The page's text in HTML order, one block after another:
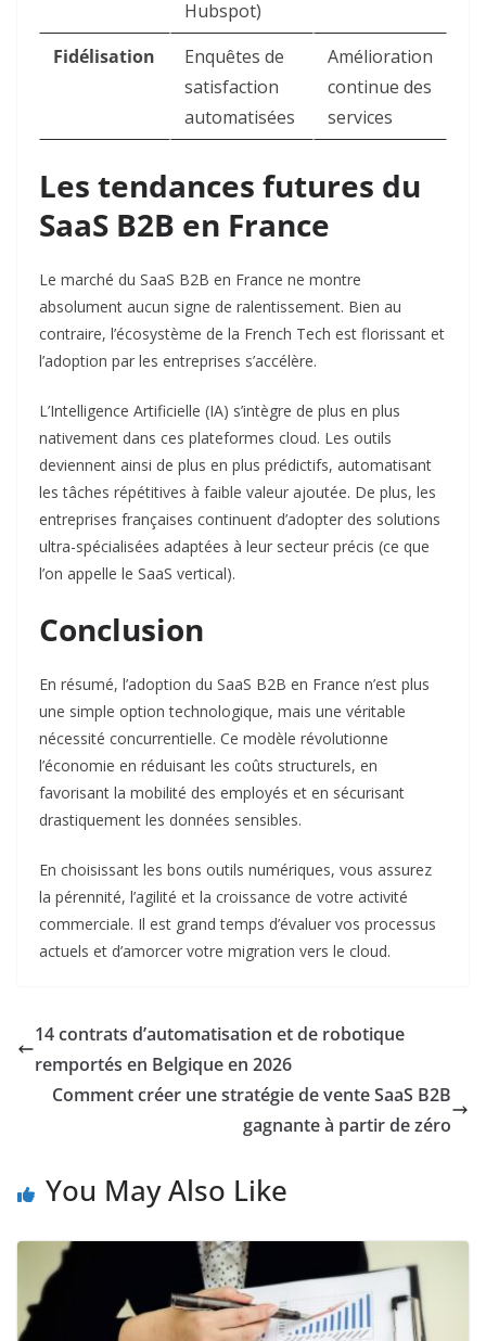
Hubspot)
Fidélisation
Enquêtes de
satisfaction
automatisées
Amélioration
continue des
services
Les tendances futures du
SaaS B2B en France
Le marché du SaaS B2B en France ne montre
absolument aucun signe de ralentissement. Bien au
contraire, l’écosystème de la French Tech est florissant et
l’adoption par les entreprises s’accélère.
L’Intelligence Artificielle (IA) s’intègre de plus en plus
nativement dans ces plateformes cloud. Les outils
deviennent ainsi de plus en plus prédictifs, automatisant
les tâches répétitives à faible valeur ajoutée. De plus, les
entreprises françaises continuent d’adopter des solutions
ultra-spécialisées adaptées à leur secteur précis (ce que
l’on appelle le SaaS vertical).
Conclusion
En résumé, l’adoption du SaaS B2B en France n’est plus
une simple option technologique, mais une véritable
nécessité concurrentielle. Ce modèle révolutionne
l’économie en réduisant les coûts structurels, en
favorisant la mobilité des employés et en sécurisant
drastiquement les données sensibles.
En choisissant les bons outils numériques, vous assurez
la pérennité, l’agilité et la croissance de votre activité
commerciale. Il est grand temps d’évaluer vos processus
actuels et d’amorcer votre migration vers le cloud.
14 contrats d’automatisation et de robotique
remportés en Belgique en 2026
Comment créer une stratégie de vente SaaS B2B
gagnante à partir de zéro
You May Also Like